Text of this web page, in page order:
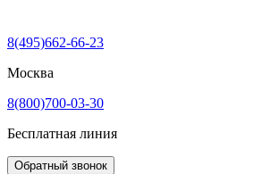
8(495)662-66-23
Москва
8(800)700-03-30
Бесплатная линия
Обратный звонок